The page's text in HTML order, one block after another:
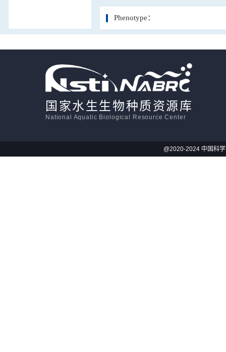
Phenotype：
国家水生生物种质资源库
National Aquatic Biological Resource Center
@2020-2024 中国科